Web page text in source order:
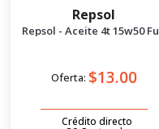
Repsol
Repsol - Aceite 4t 15w50
Oferta: $13.00
Crédito directo